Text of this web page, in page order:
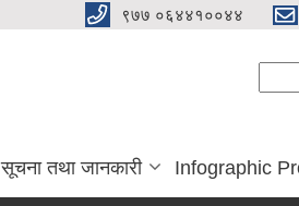
९७७ ०६४४१००४४
सूचना तथा जानकारी Infographic